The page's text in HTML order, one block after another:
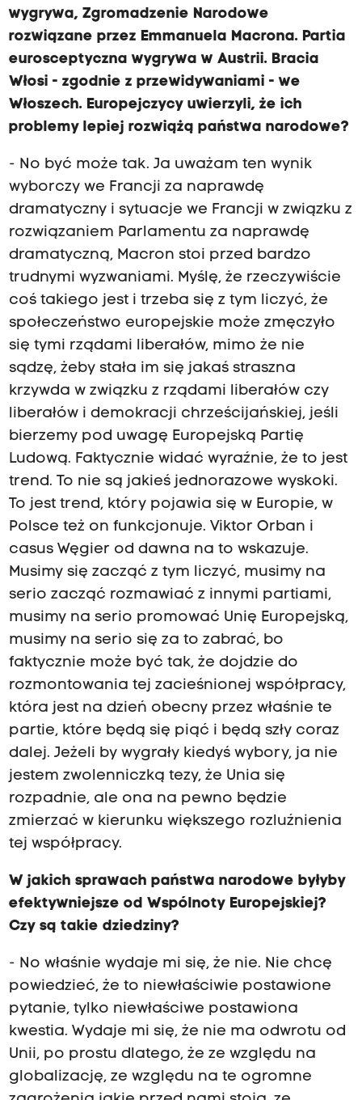
wygrywa, Zgromadzenie Narodowe
rozwiązane przez Emmanuela Macrona. Partia
eurosceptyczna wygrywa w Austrii. Bracia
Włosi - zgodnie z przewidywaniami - we
Włoszech. Europejczycy uwierzyli, że ich
problemy lepiej rozwiążą państwa narodowe?
- No być może tak. Ja uważam ten wynik
wyborczy we Francji za naprawdę
dramatyczny i sytuacje we Francji w związku z
rozwiązaniem Parlamentu za naprawdę
dramatyczną, Macron stoi przed bardzo
trudnymi wyzwaniami. Myślę, że rzeczywiście
coś takiego jest i trzeba się z tym liczyć, że
społeczeństwo europejskie może zmęczyło
się tymi rządami liberałów, mimo że nie
sądzę, żeby stała im się jakaś straszna
krzywda w związku z rządami liberałów czy
liberałów i demokracji chrześcijańskiej, jeśli
bierzemy pod uwagę Europejską Partię
Ludową. Faktycznie widać wyraźnie, że to jest
trend. To nie są jakieś jednorazowe wyskoki.
To jest trend, który pojawia się w Europie, w
Polsce też on funkcjonuje. Viktor Orban i
casus Węgier od dawna na to wskazuje.
Musimy się zacząć z tym liczyć, musimy na
serio zacząć rozmawiać z innymi partiami,
musimy na serio promować Unię Europejską,
musimy na serio się za to zabrać, bo
faktycznie może być tak, że dojdzie do
rozmontowania tej zacieśnionej współpracy,
która jest na dzień obecny przez właśnie te
partie, które będą się piąć i będą szły coraz
dalej. Jeżeli by wygrały kiedyś wybory, ja nie
jestem zwolenniczką tezy, że Unia się
rozpadnie, ale ona na pewno będzie
zmierzać w kierunku większego rozluźnienia
tej współpracy.
W jakich sprawach państwa narodowe byłyby
efektywniejsze od Wspólnoty Europejskiej?
Czy są takie dziedziny?
- No właśnie wydaje mi się, że nie. Nie chcę
powiedzieć, że to niewłaściwie postawione
pytanie, tylko niewłaściwe postawiona
kwestia. Wydaje mi się, że nie ma odwrotu od
Unii, po prostu dlatego, że ze względu na
globalizację, ze względu na te ogromne